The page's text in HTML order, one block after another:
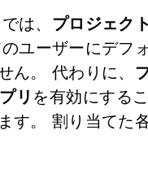
は、 プロジェクト
ユーザーにデフ
ん。 代わりに、
リ を有効にする
す。 割り当てた